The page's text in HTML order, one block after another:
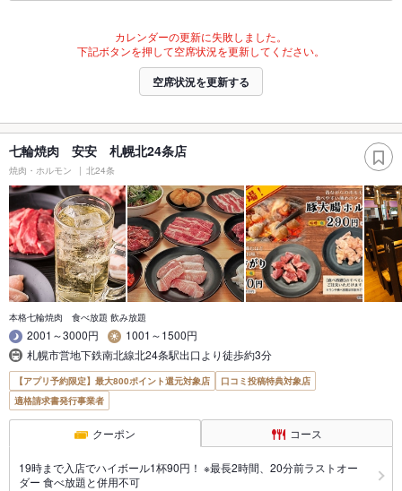
カレンダーの更新に失敗しました。
下記ボタンを押して空席状況を更新してください。
空席状況を更新する
七輪焼肉 安安 札幌北24条店
焼肉・ホルモン 北24条
本格七輪焼肉 食べ放題 飲み放題
2001～3000円
1001～1500円
札幌市営地下鉄南北線北24条駅出口より徒歩約3分
【アプリ予約限定】最大800ポイント還元対象店
口コミ投稿特典対象店
適格請求書発行事業者
クーポン コース
19時まで入店でハイボール1杯90円！ ※最長2時間、20分前ラストオー
ダー 食べ放題と併用不可